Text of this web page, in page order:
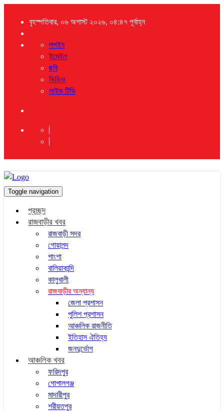
বৃহস্পতিবার, ০৬ অগাস্ট ২০২৬, ০৪:৪৭ পূর্বাহ্ন
লগইন
ইমেইল
ছবি
ভিডিও
লাইভ টিভি
Toggle navigation
প্রচ্ছদ
রাজবাড়ীর খবর
রাজবাড়ী সদর
গোয়ালন্দ
পাংশা
বালিয়াকান্দি
কালুখালী
রাজবাড়ীর অন্যান্য
জেলা প্রশাসন
পুলিশ প্রশাসন
আঞ্চলিক রাজনীতি
ইতিহাস ঐতিহ্য
জনদুর্ভোগ
আঞ্চলিক খবর
ফরিদপুর
গোপালগঞ্জ
মাদারীপুর
শরীয়তপুর